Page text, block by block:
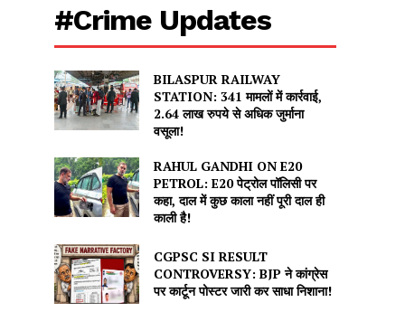
#Crime Updates
BILASPUR RAILWAY
STATION: 341 मामलों में कार्रवाई,
2.64 लाख रुपये से अधिक जुर्माना
वसूला!
RAHUL GANDHI ON E20
PETROL: E20 पेट्रोल पॉलिसी पर
कहा, दाल में कुछ काला नहीं पूरी दाल ही
काली है!
CGPSC SI RESULT
CONTROVERSY: BJP ने कांग्रेस
पर कार्टून पोस्टर जारी कर साधा निशाना!